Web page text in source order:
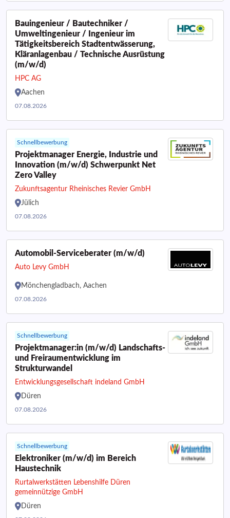
Bauingenieur / Bautechniker /
Umweltingenieur / Ingenieur im
Tätigkeitsbereich Stadtentwässerung,
Kläranlagenbau / Technische Ausrüstung
(m/w/d)
HPC AG
Aachen
07.08.2026
Schnellbewerbung
Projektmanager Energie, Industrie und
Innovation (m/w/d) Schwerpunkt Net
Zero Valley
Zukunftsagentur Rheinisches Revier GmbH
Jülich
07.08.2026
Automobil-Serviceberater (m/w/d)
Auto Levy GmbH
Mönchengladbach, Aachen
07.08.2026
Schnellbewerbung
Projektmanager:in (m/w/d) Landschafts-
und Freiraumentwicklung im
Strukturwandel
Entwicklungsgesellschaft indeland GmbH
Düren
07.08.2026
Schnellbewerbung
Elektroniker (m/w/d) im Bereich
Haustechnik
Rurtalwerkstätten Lebenshilfe Düren
gemeinnützige GmbH
Düren